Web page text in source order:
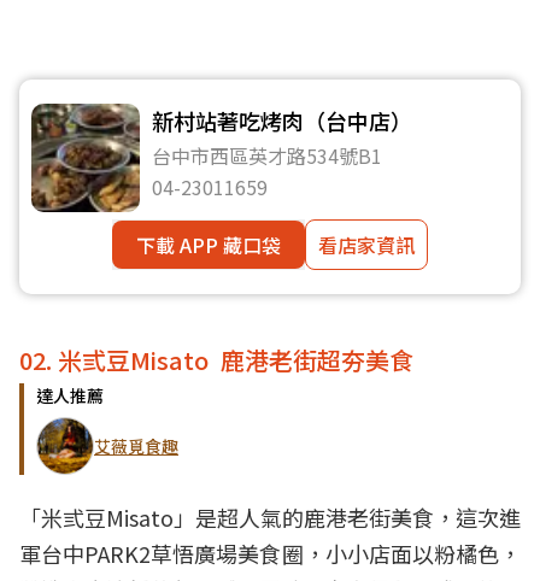
新村站著吃烤肉（台中店）
台中市西區英才路534號B1
04-23011659
下載 APP 藏口袋
看店家資訊
02. 米弎豆Misato 鹿港老街超夯美食
達人推薦
艾薇覓食趣
「米弎豆Misato」是超人氣的鹿港老街美食，這次進
軍台中PARK2草悟廣場美食圈，小小店面以粉橘色，